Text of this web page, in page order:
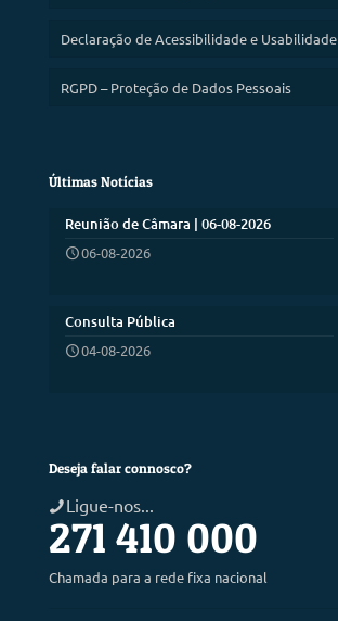
Declaração de Acessibilidade e Usabilidade
RGPD – Proteção de Dados Pessoais
Últimas Notícias
Reunião de Câmara | 06-08-2026
06-08-2026
Consulta Pública
04-08-2026
Deseja falar connosco?
Ligue-nos...
271 410 000
Chamada para a rede fixa nacional